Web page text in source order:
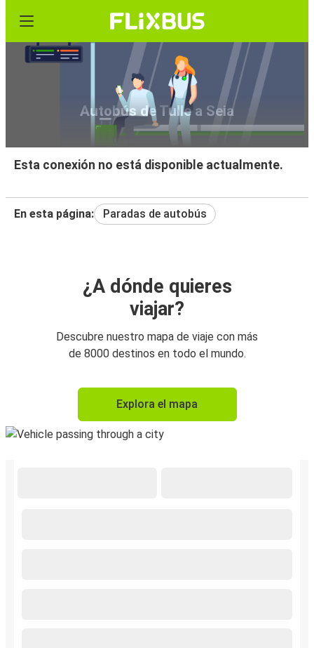
Autobús de Tulle a Seia
Esta conexión no está disponible actualmente.
En esta página: Paradas de autobús
¿A dónde quieres
viajar?
Descubre nuestro mapa de viaje con más
de 8000 destinos en todo el mundo.
Explora el mapa